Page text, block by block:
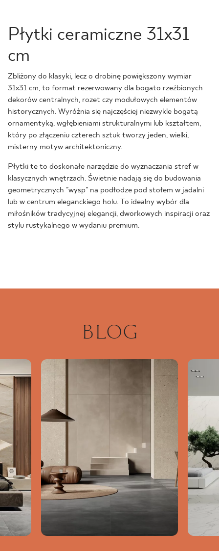
Płytki ceramiczne 31x31
cm
Zbliżony do klasyki, lecz o drobinę powiększony wymiar
31x31 cm, to format rezerwowany dla bogato rzeźbionych
dekorów centralnych, rozet czy modułowych elementów
historycznych. Wyróżnia się najczęściej niezwykle bogatą
ornamentyką, wgłębieniami strukturalnymi lub kształtem,
który po złączeniu czterech sztuk tworzy jeden, wielki,
misterny motyw architektoniczny.
Płytki te to doskonałe narzędzie do wyznaczania stref w
klasycznych wnętrzach. Świetnie nadają się do budowania
geometrycznych "wysp" na podłodze pod stołem w jadalni
lub w centrum eleganckiego holu. To idealny wybór dla
miłośników tradycyjnej elegancji, dworkowych inspiracji oraz
stylu rustykalnego w wydaniu premium.
BLOG